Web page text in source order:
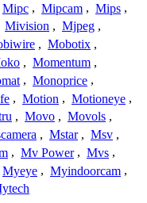
Mipc , Mipcam , Mips ,
Mivision , Mjpeg ,
, Mobotix ,
, Momentum ,
, Monoprice ,
, Motion , Motioneye ,
, Movo , Movols ,
, Mstar , Msv ,
, Mv Power , Mvs ,
Myeye , Myindoorcam ,